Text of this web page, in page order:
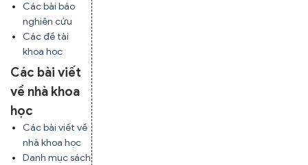
Các bài báo
nghiên cứu
Các đề tài
khoa học
Các bài viết
về nhà khoa
học
Các bài viết về
nhà khoa học
Danh mục sách